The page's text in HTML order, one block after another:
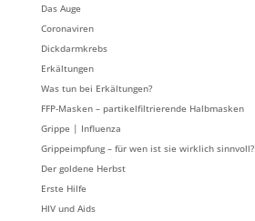
Das Auge
Coronaviren
Dickdarmkrebs
Erkältungen
Was tun bei Erkältungen?
FFP-Masken – partikelfiltrierende Halbmasken
Grippe | Influenza
Grippeimpfung – für wen ist sie wirklich sinnvoll?
Der goldene Herbst
Erste Hilfe
HIV und Aids